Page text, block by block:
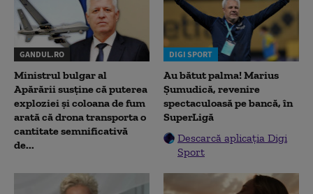
GANDUL.RO
Ministrul bulgar al
Apărării susține că puterea
exploziei și coloana de fum
arată că drona transporta o
cantitate semnificativă
de...
DIGI SPORT
Au bătut palma! Marius
Șumudică, revenire
spectaculoasă pe bancă, în
SuperLigă
Descarcă aplicația Digi
Sport